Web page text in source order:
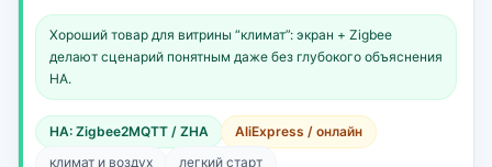
Хороший товар для витрины “климат”: экран + Zigbee
делают сценарий понятным даже без глубокого объяснения
HA.
HA: Zigbee2MQTT / ZHA
AliExpress / онлайн
климат и воздух
легкий старт